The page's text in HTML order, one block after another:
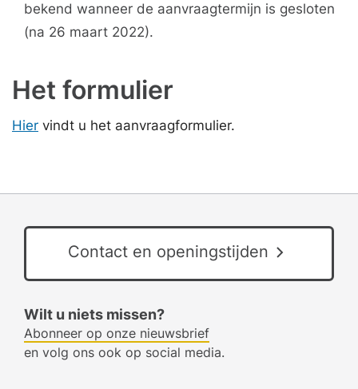
bekend wanneer de aanvraagtermijn is gesloten
(na 26 maart 2022).
Het formulier
Hier vindt u het aanvraagformulier.
Contact en openingstijden
Wilt u niets missen?
Abonneer op onze nieuwsbrief
en volg ons ook op social media.